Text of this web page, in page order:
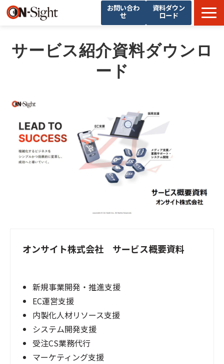
お問い合わ
せ
資料ダウン
ロード
サービス一覧
ブログ
採用情報
サービス紹介資料ダウンロ
ード
オンサイト株式会社 サービス概要資料
新規事業開発・推進支援
EC運営支援
内製化人材リソース支援
システム開発支援
受注CS業務代行
マーケティング支援